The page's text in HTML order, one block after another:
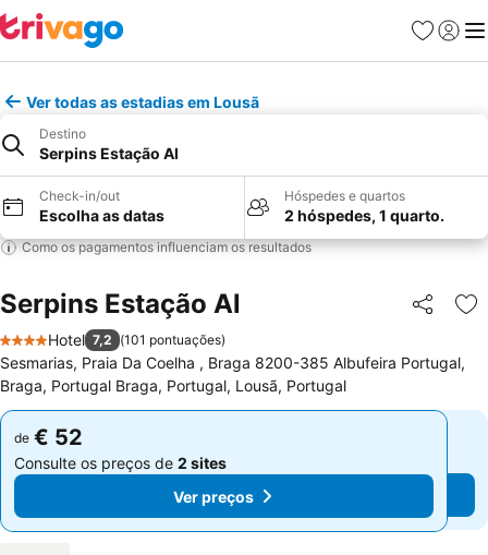
Favoritos
Iniciar
Ver todas as estadias em Lousã
Destino
Serpins Estação Al
Check-in/out
Escolha as datas
Hóspedes e quartos
2 hóspedes, 1 quarto.
Como os pagamentos influenciam os resultados
Serpins Estação Al Partilhar
4 Estrelas
Hotel 7,2 (101 pontuações)
Sesmarias, Praia Da Coelha , Braga 8200-385 Albufeira Portugal,
Braga, Portugal Braga, Portugal, Lousã, Portugal
de € 52
Consulte os preços de 2 sites
Ver preços
de € 52
Consulte os preços de 2 sites
Ver preços